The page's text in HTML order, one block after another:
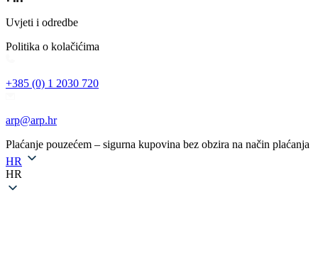
Uvjeti i odredbe
Politika o kolačićima
+385 (0) 1 2030 720
arp@arp.hr
Plaćanje pouzećem – sigurna kupovina bez obzira na način plaćanja
HR
HR